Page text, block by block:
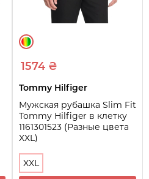
1574 ₴
Tommy Hilfiger
Мужская рубашка Slim Fit
Tommy Hilfiger в клетку
1161301523 (Разные цвета
XXL)
XXL